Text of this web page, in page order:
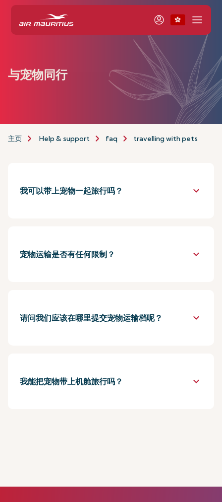
与宠物同行
主页 Help & support faq travelling with pets
我可以带上宠物一起旅行吗？ keyboard_arrow_down
宠物运输是否有任何限制？ keyboard_arrow_down
请问我们应该在哪里提交宠物运输档呢？ keyboard_arrow_down
我能把宠物带上机舱旅行吗？ keyboard_arrow_down